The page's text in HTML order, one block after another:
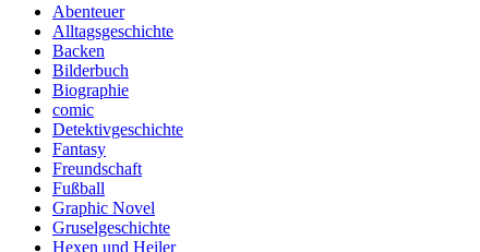
Abenteuer
Alltagsgeschichte
Backen
Bilderbuch
Biographie
comic
Detektivgeschichte
Fantasy
Freundschaft
Fußball
Graphic Novel
Gruselgeschichte
Hexen und Heiler